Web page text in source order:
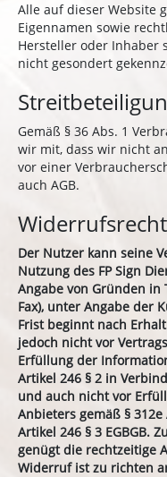
Alle auf dieser Website
Eigennamen sowie
Hersteller oder Inhaber
nicht gesondert
Gemäß § 36 Abs. 1
wir mit, dass wir nicht
vor einer
auch AGB.
Der Nutzer kann seine
Nutzung des FP Sign
Angabe von Gründen in
Fax), unter Angabe der
Frist beginnt nach
jedoch nicht vor
Erfüllung der
Artikel 246 § 2 in
und auch nicht vor
Anbieters gemäß §
Artikel 246 § 3 EGBGB.
genügt die rechtzeitige
Widerruf ist zu richten